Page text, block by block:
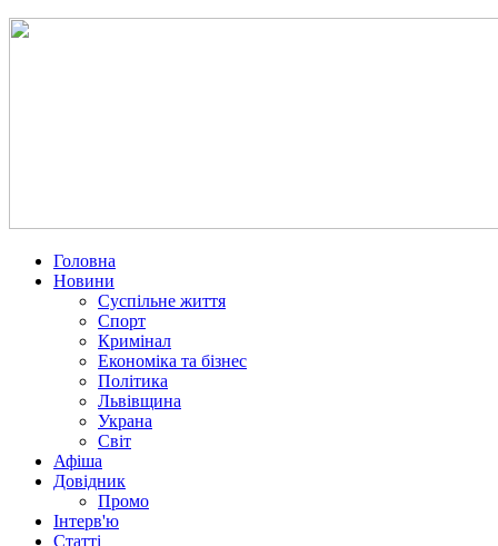
Головна
Новини
Суспільне життя
Спорт
Кримінал
Економіка та бізнес
Політика
Львівщина
Украна
Світ
Афіша
Довідник
Промо
Інтерв'ю
Статті